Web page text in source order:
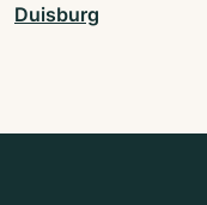
Duisburg